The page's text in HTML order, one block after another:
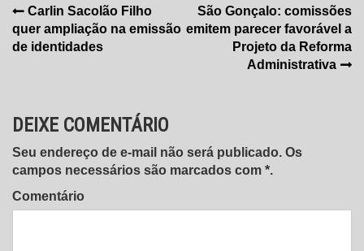
Navegação
de
Carlin Sacolão Filho
quer ampliação na emissão
de identidades
São Gonçalo: comissões
emitem parecer favorável a
Projeto da Reforma
Administrativa
DEIXE COMENTÁRIO
Seu endereço de e-mail não será publicado. Os
campos necessários são marcados com *.
Comentário